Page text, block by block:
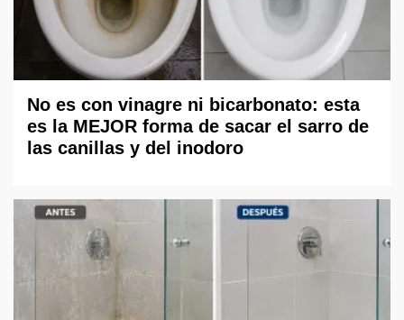
No es con vinagre ni bicarbonato: esta
es la MEJOR forma de sacar el sarro de
las canillas y del inodoro